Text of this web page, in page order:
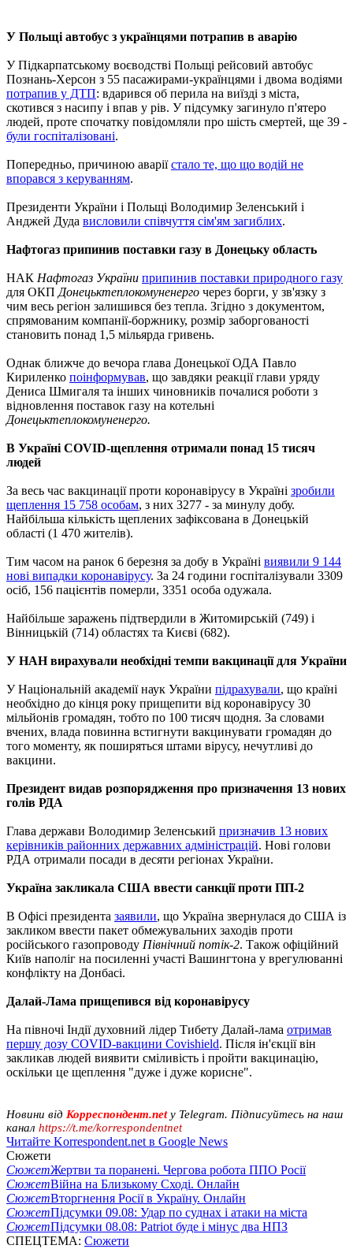
У Польщі автобус з українцями потрапив в аварію
У Підкарпатському воєводстві Польщі рейсовий автобус
Познань-Херсон з 55 пасажирами-українцями і двома водіями
потрапив у ДТП: вдарився об перила на виїзді з міста,
скотився з насипу і впав у рів. У підсумку загинуло п'ятеро
людей, проте спочатку повідомляли про шість смертей, ще 39 -
були госпіталізовані.
Попередньо, причиною аваріїстало те, що що водій не
впорався з керуванням.
Президенти України і Польщі Володимир Зеленський і
Анджей Дуда висловили співчуття сім'ям загиблих.
Нафтогаз припинив поставки газу в Донецьку область
НАК Нафтогаз України припинив поставки природного газу
для ОКП Донецьктеплокомуненерго через борги, у зв'язку з
чим весь регіон залишився без тепла. Згідно з документом,
спрямованим компанії-боржнику, розмір заборгованості
становить понад 1,5 мільярда гривень.
Однак ближче до вечора глава Донецької ОДА Павло
Кириленко поінформував, що завдяки реакції глави уряду
Дениса Шмигаля та інших чиновників почалися роботи з
відновлення поставок газу на котельні
Донецьктеплокомуненерго.
В Україні COVID-щеплення отримали понад 15 тисяч
людей
За весь час вакцинації проти коронавірусу в Україні зробили
щеплення 15 758 особам, з них 3277 - за минулу добу.
Найбільша кількість щеплених зафіксована в Донецькій
області (1 470 жителів).
Тим часом на ранок 6 березня за добу в Україні виявили 9 144
нові випадки коронавірусу. За 24 години госпіталізували 3309
осіб, 156 пацієнтів померли, 3351 особа одужала.
Найбільше заражень підтвердили в Житомирській (749) і
Вінницькій (714) областях та Києві (682).
У НАН вирахували необхідні темпи вакцинації для України
У Національній академії наук України підрахували, що країні
необхідно до кінця року прищепити від коронавірусу 30
мільйонів громадян, тобто по 100 тисяч щодня. За словами
вчених, влада повинна встигнути вакцинувати громадян до
того моменту, як поширяться штами вірусу, нечутливі до
вакцини.
Президент видав розпорядження про призначення 13 нових
голів РДА
Глава держави Володимир Зеленський призначив 13 нових
керівників районних державних адміністрацій. Нові голови
РДА отримали посади в десяти регіонах України.
Україна закликала США ввести санкції проти ПП-2
В Офісі президента заявили, що Україна звернулася до США із
закликом ввести пакет обмежувальних заходів проти
російського газопроводу Північний потік-2. Також офіційний
Київ наполіг на посиленні участі Вашингтона у врегулюванні
конфлікту на Донбасі.
Далай-Лама прищепився від коронавірусу
На півночі Індії духовний лідер Тибету Далай-лама отримав
першу дозу COVID-вакцини Covishield. Після ін'єкції він
закликав людей виявити сміливість і пройти вакцинацію,
оскільки це щеплення "дуже і дуже корисне".
Новини від Корреспондент.netу Telegram. Підписуйтесь на наш
канал https://t.me/korrespondentnet
Читайте Korrespondent.net в Google News
Сюжети
СюжетЖертви та поранені. Чергова робота ППО Росії
СюжетВійна на Близькому Сході. Онлайн
СюжетВторгнення Росії в Україну. Онлайн
СюжетПідсумки 09.08: Удар по суднах і атаки на міста
СюжетПідсумки 08.08: Patriot буде і мінус два НПЗ
СПЕЦТЕМА: Сюжети